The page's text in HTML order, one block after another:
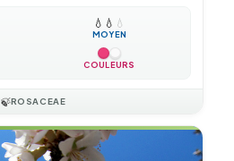
💧 💧 💧
MOYEN
COULEURS
🍃ROSACEAE